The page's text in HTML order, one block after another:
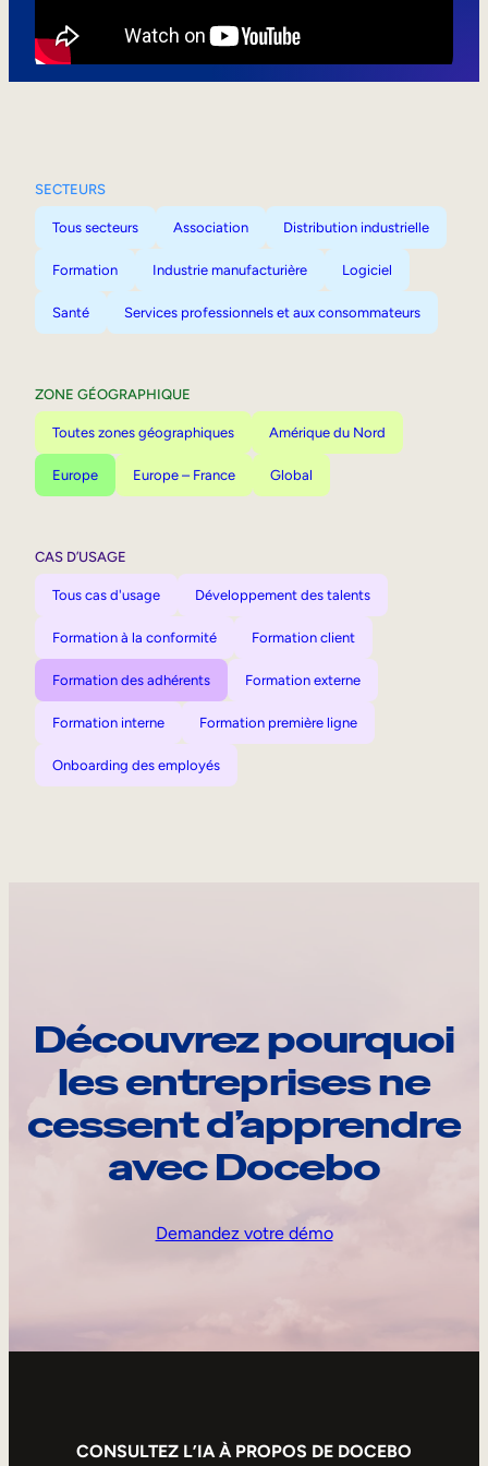
SECTEURS
Tous secteurs Association Distribution industrielle
Formation Industrie manufacturière Logiciel
Santé Services professionnels et aux consommateurs
ZONE GÉOGRAPHIQUE
Toutes zones géographiques Amérique du Nord
Europe Europe – France Global
CAS D’USAGE
Tous cas d'usage Développement des talents
Formation à la conformité Formation client
Formation des adhérents Formation externe
Formation interne Formation première ligne
Onboarding des employés
Découvrez pourquoi
les entreprises ne
cessent d’apprendre
avec Docebo
Demandez votre démo
CONSULTEZ L’IA À PROPOS DE DOCEBO